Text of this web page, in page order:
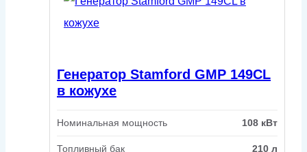
Генератор Stamford GMP 149CL
в кожухе
Номинальная мощность 108 кВт
Топливный бак 210 л